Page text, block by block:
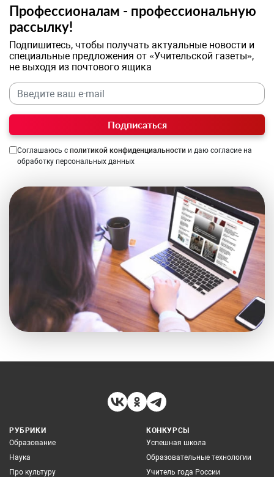
Профессионалам - профессиональную
рассылку!
Подпишитесь, чтобы получать актуальные новости и
специальные предложения от «Учительской газеты»,
не выходя из почтового ящика
Подписаться
Соглашаюсь с политикой конфиденциальности и даю согласие на
обработку персональных данных
РУБРИКИ
Образование
Наука
Про культуру
КОНКУРСЫ
Успешная школа
Образовательные технологии
Учитель года России